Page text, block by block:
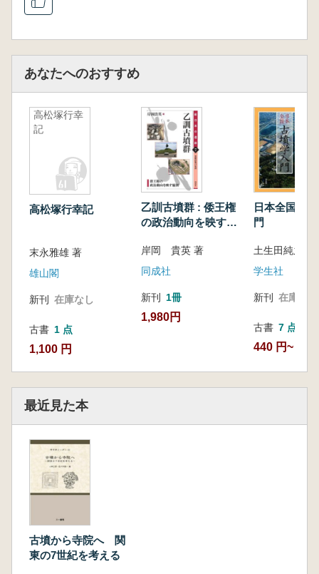
あなたへのおすすめ
高松塚行幸
記
高松塚行幸記
末永雅雄 著
雄山閣
新刊 在庫なし
古書 1 点
1,100 円
乙訓古墳群 : 倭王権
の政治動向を映す縮
岸岡 貴英 著
同成社
新刊 1冊
1,980円
日本全国古
門
土生田純之
学生社
新刊 在庫なし
古書 7 点
440 円~
最近見た本
古墳から寺院へ 関
東の7世紀を考える